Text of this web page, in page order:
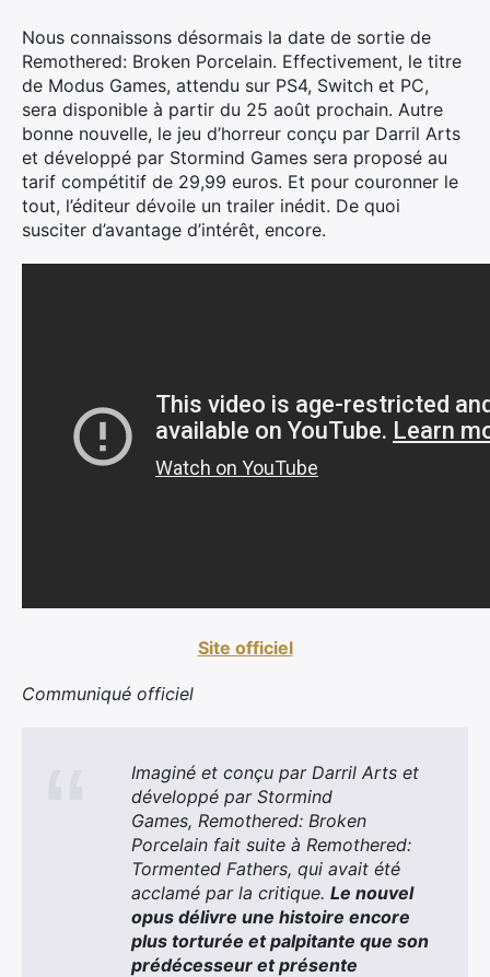
Nous connaissons désormais la date de sortie de
Remothered: Broken Porcelain. Effectivement, le titre
de Modus Games, attendu sur PS4, Switch et PC,
sera disponible à partir du 25 août prochain. Autre
bonne nouvelle, le jeu d’horreur conçu par Darril Arts
et développé par Stormind Games sera proposé au
tarif compétitif de 29,99 euros. Et pour couronner le
tout, l’éditeur dévoile un trailer inédit. De quoi
susciter d’avantage d’intérêt, encore.
Site officiel
Communiqué officiel
Imaginé et conçu par Darril Arts et
développé par Stormind
Games, Remothered: Broken
Porcelain fait suite à Remothered:
Tormented Fathers, qui avait été
acclamé par la critique. Le nouvel
opus délivre une histoire encore
plus torturée et palpitante que son
prédécesseur et présente